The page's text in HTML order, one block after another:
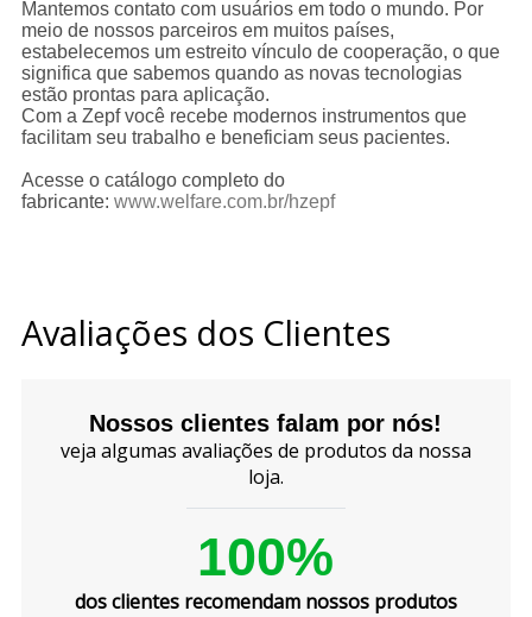
Mantemos contato com usuários em todo o mundo. Por
meio de nossos parceiros em muitos países,
estabelecemos um estreito vínculo de cooperação, o que
significa que sabemos quando as novas tecnologias
estão prontas para aplicação.
Com a Zepf você recebe modernos instrumentos que
facilitam seu trabalho e beneficiam seus pacientes.
Acesse o catálogo completo do
fabricante: www.welfare.com.br/hzepf
Avaliações dos Clientes
Nossos clientes falam por nós!
veja algumas avaliações de produtos da nossa
loja.
100%
dos clientes recomendam nossos produtos